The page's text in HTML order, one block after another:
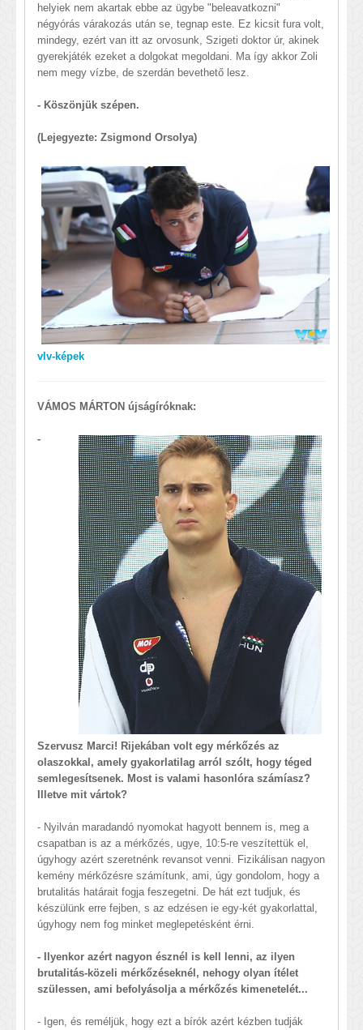
helyiek nem akartak ebbe az ügybe "beleavatkozni"
négyórás várakozás után se, tegnap este. Ez kicsit fura volt,
mindegy, ezért van itt az orvosunk, Szigeti doktor úr, akinek
gyerekjáték ezeket a dolgokat megoldani. Ma így akkor Zoli
nem megy vízbe, de szerdán bevethető lesz.
- Köszönjük szépen.
(Lejegyezte: Zsigmond Orsolya)
vlv-képek
VÁMOS MÁRTON újságíróknak:
-
Szervusz Marci! Rijekában volt egy mérkőzés az
olaszokkal, amely gyakorlatilag arról szólt, hogy téged
semlegesítsenek. Most is valami hasonlóra számíasz?
Illetve mit vártok?
- Nyilván maradandó nyomokat hagyott bennem is, meg a
csapatban is az a mérkőzés, ugye, 10:5-re veszítettük el,
úgyhogy azért szeretnénk revansot venni. Fizikálisan nagyon
kemény mérkőzésre számítunk, ami, úgy gondolom, hogy a
brutalitás határait fogja feszegetni. De hát ezt tudjuk, és
készülünk erre fejben, s az edzésen ie egy-két gyakorlattal,
úgyhogy nem fog minket meglepetésként érni.
- Ilyenkor azért nagyon észnél is kell lenni, az ilyen
brutalitás-közeli mérkőzéseknél, nehogy olyan ítélet
szülessen, ami befolyásolja a mérkőzés kimenetelét...
- Igen, és reméljük, hogy ezt a bírók azért kézben tudják